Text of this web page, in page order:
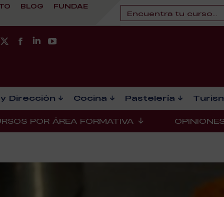
BLOG FUNDAE
Dirección Cocina Pastelería
POR ÁREA FORMATIVA